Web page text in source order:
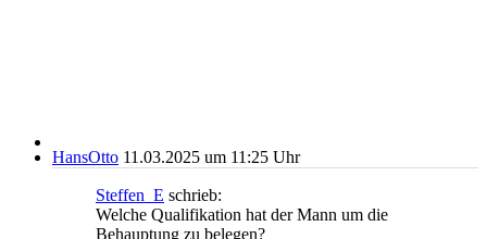
HansOtto 11.03.2025 um 11:25 Uhr
Steffen_E schrieb:
Welche Qualifikation hat der Mann um die
Behauptung zu belegen?